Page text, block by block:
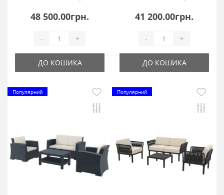
48 500.00грн.
- +
ДО КОШИКА
41 200.00грн.
- +
ДО КОШИКА
Популярний Популярний